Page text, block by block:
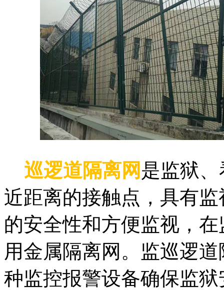
巡逻道隔离网 是监狱
近距离的接触点，具有
的安全性和方便监视，
用金属隔离网。监巡逻
种监控报警设备确保监